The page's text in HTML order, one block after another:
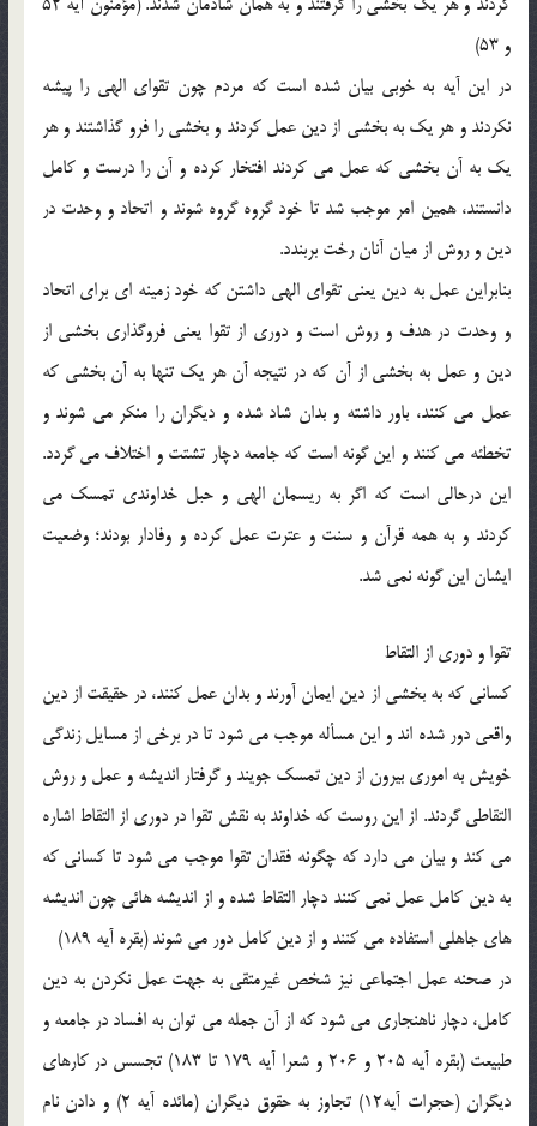
و 53)
در اين آيه به خوبي بيان شده است كه مردم چون تقواي الهي را پيشه
نكردند و هر يك به بخشي از دين عمل كردند و بخشي را فرو گذاشتند و هر
يك به آن بخشي كه عمل مي كردند افتخار كرده و آن را درست و كامل
دانستند، همين امر موجب شد تا خود گروه گروه شوند و اتحاد و وحدت در
دين و روش از ميان آنان رخت بربندد.
بنابراين عمل به دين يعني تقواي الهي داشتن كه خود زمينه اي براي اتحاد
و وحدت در هدف و روش است و دوري از تقوا يعني فروگذاري بخشي از
دين و عمل به بخشي از آن كه در نتيجه آن هر يك تنها به آن بخشي كه
عمل مي كنند، باور داشته و بدان شاد شده و ديگران را منكر مي شوند و
تخطئه مي كنند و اين گونه است كه جامعه دچار تشتت و اختلاف مي گردد.
اين درحالي است كه اگر به ريسمان الهي و حبل خداوندي تمسك مي
كردند و به همه قرآن و سنت و عترت عمل كرده و وفادار بودند؛ وضعيت
ايشان اين گونه نمي شد.
تقوا و دوري از التقاط
كساني كه به بخشي از دين ايمان آورند و بدان عمل كنند، در حقيقت از دين
واقعي دور شده اند و اين مسأله موجب مي شود تا در برخي از مسايل زندگي
خويش به اموري بيرون از دين تمسك جويند و گرفتار انديشه و عمل و روش
التقاطي گردند. از اين روست كه خداوند به نقش تقوا در دوري از التقاط اشاره
مي كند و بيان مي دارد كه چگونه فقدان تقوا موجب مي شود تا كساني كه
به دين كامل عمل نمي كنند دچار التقاط شده و از انديشه هائي چون انديشه
هاي جاهلي استفاده مي كنند و از دين كامل دور مي شوند (بقره آيه 189)
در صحنه عمل اجتماعي نيز شخص غيرمتقي به جهت عمل نكردن به دين
كامل، دچار ناهنجاري مي شود كه از آن جمله مي توان به افساد در جامعه و
طبيعت (بقره آيه 205 و 206 و شعرا آيه 179 تا 183) تجسس در كارهاي
ديگران (حجرات آيه12) تجاوز به حقوق ديگران (مائده آيه 2) و دادن نام